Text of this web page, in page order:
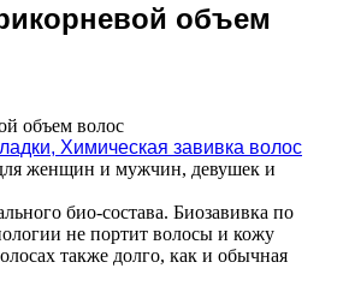
объем
объем волос
Химическая завивка волос
женщин и мужчин, девушек и
био-состава. Биозавивка по
не портит волосы и кожу
также долго, как и обычная